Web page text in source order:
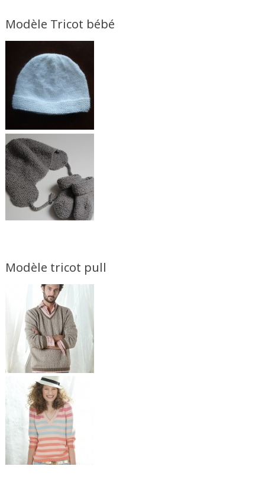
Modèle Tricot bébé
Modèle tricot pull